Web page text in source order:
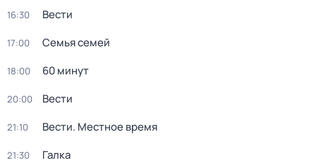
16:30 Вести
17:00 Семья семей
18:00 60 минут
20:00 Вести
21:10 Вести. Местное время
21:30 Галка